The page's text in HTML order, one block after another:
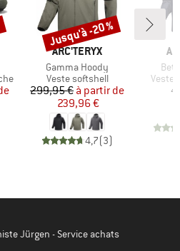
MARQUE
ARC'TERYX
Article
Gamma Hoody
Product group
Veste softshell
Prix
299,95 € Prix réduit
à partir de
239,96 €
4,7(3)
Remise
Jusqu'à -20 %
Veste
Jürgen - Service achats